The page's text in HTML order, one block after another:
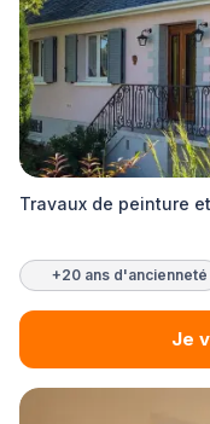
Travaux de peinture
+20 ans d'ancienneté
Je